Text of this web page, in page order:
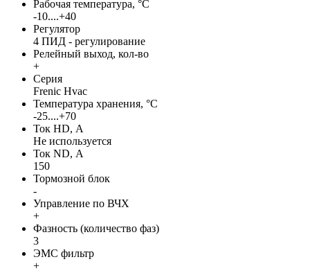
Рабочая температура, °С
-10....+40
Регулятор
4 ПИД - регулирование
Релейный выход, кол-во
+
Серия
Frenic Hvac
Температура хранения, °С
-25....+70
Ток HD, А
Не используется
Ток ND, А
150
Тормозной блок
-
Управление по ВЧХ
+
Фазность (количество фаз)
3
ЭМС фильтр
+